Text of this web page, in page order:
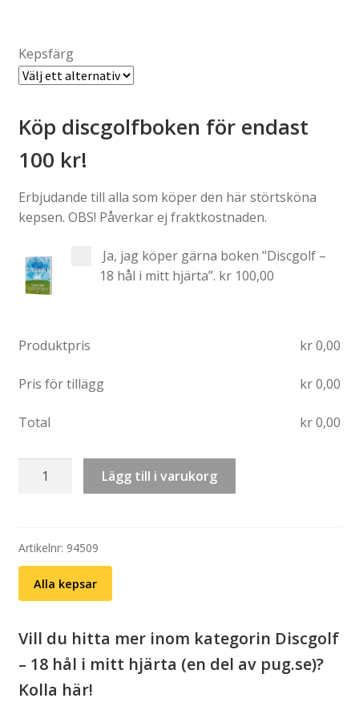
Kepsfärg
Köp discgolfboken för endast
100 kr!
Erbjudande till alla som köper den här störtsköna
kepsen. OBS! Påverkar ej fraktkostnaden.
Ja, jag köper gärna boken "Discgolf –
18 hål i mitt hjärta”. kr 100,00
Produktpris kr0,00
Pris för tillägg kr0,00
Total kr0,00
Keps:
–
Flexfit
Retro
färg)
mängd
Lägg till i varukorg
Artikelnr: 94509
Alla kepsar
Vill du hitta mer inom kategorin Discgolf
– 18 hål i mitt hjärta (en del av pug.se)?
Kolla här!